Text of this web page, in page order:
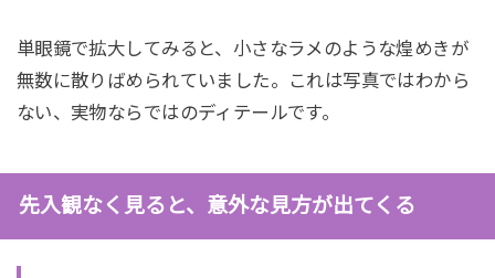
単眼鏡で拡大してみると、小さなラメのような煌めきが
無数に散りばめられていました。これは写真ではわから
ない、実物ならではのディテールです。
先入観なく見ると、意外な見方が出てくる